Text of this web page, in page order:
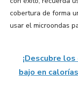
cobertura de forma
usar el microondas
¡Descubre
bajo en